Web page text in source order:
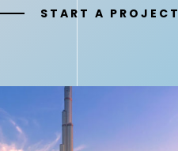
START A PROJECT